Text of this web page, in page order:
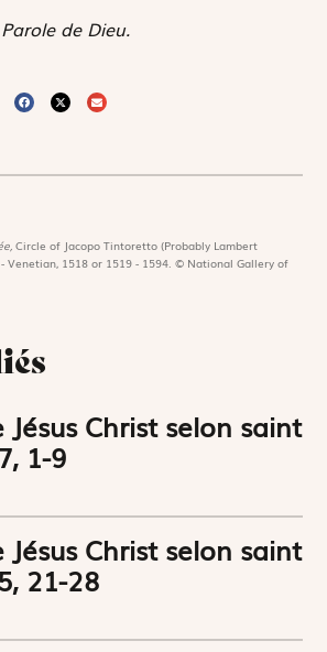
de Dieu.
Circle of Jacopo Tintoretto (Probably Lambert
Venetian, 1518 or 1519 - 1594. © National Gallery of
Jésus Christ selon saint
1-9
Jésus Christ selon saint
21-28